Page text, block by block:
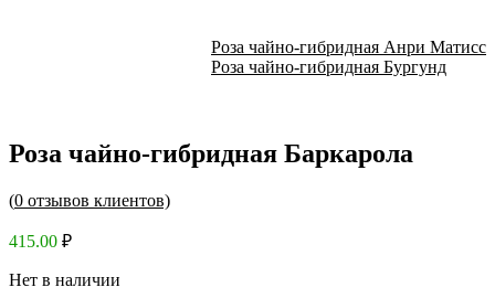
Роза чайно-гибридная Анри Матисс
Роза чайно-гибридная Бургунд
Роза чайно-гибридная Баркарола
(0 отзывов клиентов)
415.00 ₽
Нет в наличии